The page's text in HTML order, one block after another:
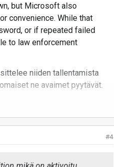
but Microsoft also
convenience. While that
or if repeated failed
to law enforcement
niiden tallentamista
ne avaimet pyytävät.
#4